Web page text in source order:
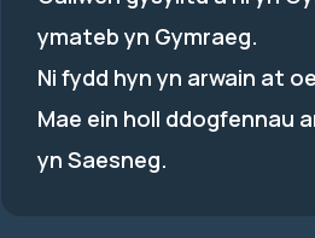
ymateb yn Gymraeg.
Ni fydd hyn yn arwain at
Mae ein holl ddogfennau
yn Saesneg.